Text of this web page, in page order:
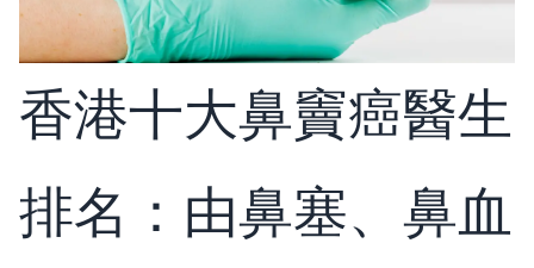
香港十大鼻竇癌醫生
排名：由鼻塞、鼻血